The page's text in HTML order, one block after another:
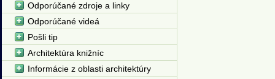
Odporúčané zdroje a linky
Odporúčané videá
Pošli tip
Architektúra knižníc
Informácie z oblasti architektúry